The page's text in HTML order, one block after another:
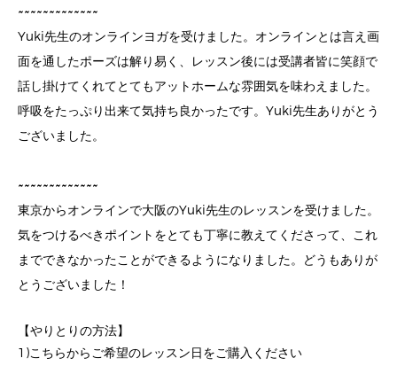
~~~~~~~~~~~~~
Yuki先生のオンラインヨガを受けました。オンラインとは言え画
面を通したポーズは解り易く、レッスン後には受講者皆に笑顔で
話し掛けてくれてとてもアットホームな雰囲気を味わえました。
呼吸をたっぷり出来て気持ち良かったです。Yuki先生ありがとう
ございました。
~~~~~~~~~~~~~
東京からオンラインで大阪のYuki先生のレッスンを受けました。
気をつけるべきポイントをとても丁寧に教えてくださって、これ
までできなかったことができるようになりました。どうもありが
とうございました！
【やりとりの方法】
1)こちらからご希望のレッスン日をご購入ください